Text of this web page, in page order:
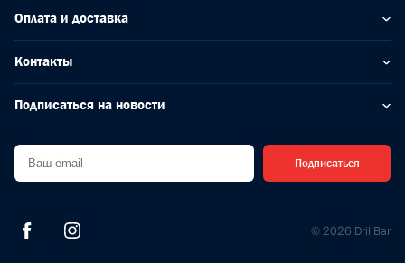
Оплата и доставка
Контакты
Подписаться на новости
Подписаться
© 2026 DrillBar